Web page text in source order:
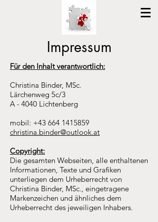
Impressum
Für den Inhalt verantwortlich:
Christina Binder, MSc.
Lärchenweg 5c/3
A - 4040 Lichtenberg
mobil: +43 664 1415859
christina.binder@outlook.at
Copyright:
Die gesamten Webseiten, alle enthaltenen
Informationen, Texte und Grafiken
unterliegen dem Urheberrecht von
Christina Binder, MSc., eingetragene
Markenzeichen und ähnliches dem
Urheberrecht des jeweiligen Inhabers.